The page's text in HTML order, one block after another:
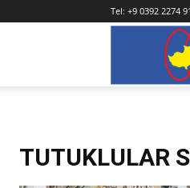
Tel: +9 0392 2274
TUTUKLULAR